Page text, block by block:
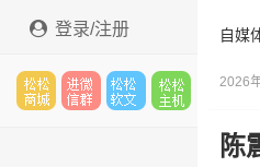
登录/注册 自媒
2026
陈